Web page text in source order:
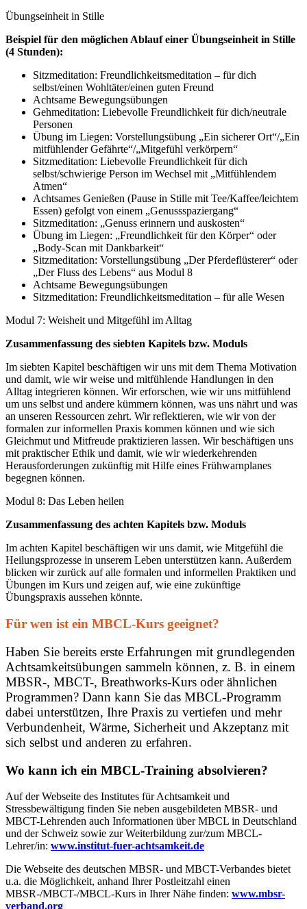
Übungseinheit in Stille
Beispiel für den möglichen Ablauf einer Übungseinheit in Stille
(4 Stunden):
Sitzmeditation: Freundlichkeitsmeditation – für dich
selbst/einen Wohltäter/einen guten Freund
Achtsame Bewegungsübungen
Gehmeditation: Liebevolle Freundlichkeit für dich/neutrale
Personen
Übung im Liegen: Vorstellungsübung „Ein sicherer Ort“/„Ein
mitfühlender Gefährte“/„Mitgefühl verkörpern“
Sitzmeditation: Liebevolle Freundlichkeit für dich
selbst/schwierige Person im Wechsel mit „Mitfühlendem
Atmen“
Achtsames Genießen (Pause in Stille mit Tee/Kaffee/leichtem
Essen) gefolgt von einem „Genussspaziergang“
Sitzmeditation: „Genuss erinnern und auskosten“
Übung im Liegen: „Freundlichkeit für den Körper“ oder
„Body-Scan mit Dankbarkeit“
Sitzmeditation: Vorstellungsübung „Der Pferdeflüsterer“ oder
„Der Fluss des Lebens“ aus Modul 8
Achtsame Bewegungsübungen
Sitzmeditation: Freundlichkeitsmeditation – für alle Wesen
Modul 7: Weisheit und Mitgefühl im Alltag
Zusammenfassung des siebten Kapitels bzw. Moduls
Im siebten Kapitel beschäftigen wir uns mit dem Thema Motivation
und damit, wie wir weise und mitfühlende Handlungen in den
Alltag integrieren können. Wir erforschen, wie wir uns mitfühlend
um uns selbst und andere kümmern können, was uns nährt und was
an unseren Ressourcen zehrt. Wir reflektieren, wie wir von der
formalen zur informellen Praxis kommen können und wie sich
Gleichmut und Mitfreude praktizieren lassen. Wir beschäftigen uns
mit praktischer Ethik und damit, wie wir wiederkehrenden
Herausforderungen zukünftig mit Hilfe eines Frühwarnplanes
begegnen können.
Modul 8: Das Leben heilen
Zusammenfassung des achten Kapitels bzw. Moduls
Im achten Kapitel beschäftigen wir uns damit, wie Mitgefühl die
Heilungsprozesse in unserem Leben unterstützen kann. Außerdem
blicken wir zurück auf alle formalen und informellen Praktiken und
Übungen im Kurs und zeigen auf, wie eine zukünftige
Übungspraxis aussehen könnte.
Für wen ist ein MBCL-Kurs geeignet?
Haben Sie bereits erste Erfahrungen mit grundlegenden
Achtsamkeitsübungen sammeln können, z. B. in einem
MBSR-, MBCT-, Breathworks-Kurs oder ähnlichen
Programmen? Dann kann Sie das MBCL-Programm
dabei unterstützen, Ihre Praxis zu vertiefen und mehr
Verbundenheit, Wärme, Sicherheit und Akzeptanz mit
sich selbst und anderen zu erfahren.
Wo kann ich ein MBCL-Training absolvieren?
Auf der Webseite des Institutes für Achtsamkeit und
Stressbewältigung finden Sie neben ausgebildeten MBSR- und
MBCT-Lehrenden auch Informationen über MBCL in Deutschland
und der Schweiz sowie zur Weiterbildung zur/zum MBCL-
Lehrer/in: www.institut-fuer-achtsamkeit.de
Die Webseite des deutschen MBSR- und MBCT-Verbandes bietet
u.a. die Möglichkeit, anhand Ihrer Postleitzahl einen
MBSR-/MBCT-/MBCL-Kurs in Ihrer Nähe finden: www.mbsr-
verband.org